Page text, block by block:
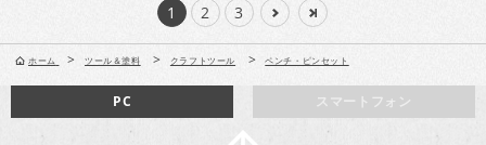
1 2 3
ホーム > ツール＆塗料 > クラフトツール > ペンチ・ピンセット
スマートフォン
PC